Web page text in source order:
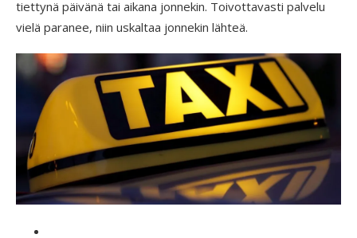
tiettynä päivänä tai aikana jonnekin. Toivottavasti palvelu
vielä paranee, niin uskaltaa jonnekin lähteä.